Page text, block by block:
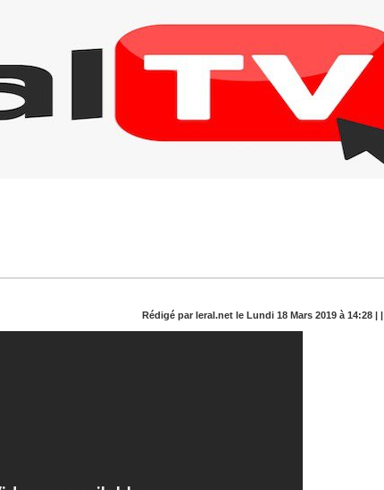
Rédigé par leral.net le Lundi 18 Mars 2019 à 14:28 | |